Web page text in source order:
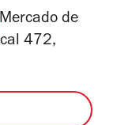
de
472,